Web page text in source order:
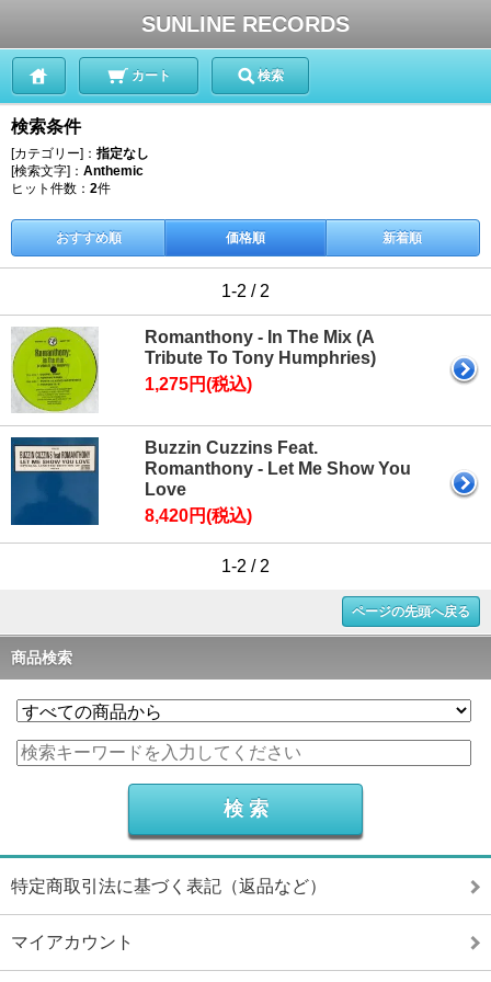
SUNLINE RECORDS
カート 検索
検索条件
[カテゴリー]： 指定なし
[検索文字]： Anthemic
ヒット件数： 2件
おすすめ順 価格順 新着順
1-2 / 2
Romanthony - In The Mix (A
Tribute To Tony Humphries)
1,275円(税込)
Buzzin Cuzzins Feat.
Romanthony - Let Me Show You
Love
8,420円(税込)
1-2 / 2
ページの先頭へ戻る
商品検索
特定商取引法に基づく表記（返品など）
マイアカウント